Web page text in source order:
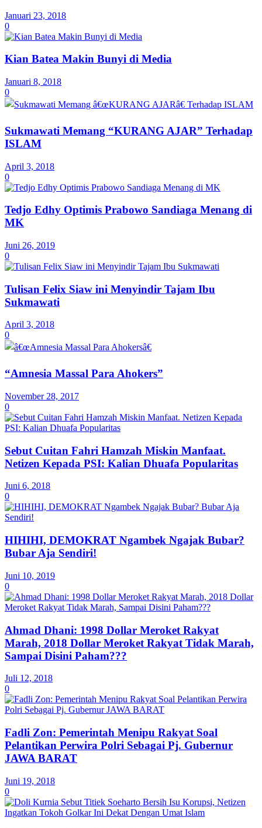
Januari 23, 2018
0
Kian Batea Makin Bunyi di Media
Januari 8, 2018
0
Sukmawati Memang “KURANG AJAR” Terhadap
ISLAM
April 3, 2018
0
Tedjo Edhy Optimis Prabowo Sandiaga Menang di
MK
Juni 26, 2019
0
Tulisan Felix Siaw ini Menyindir Tajam Ibu
Sukmawati
April 3, 2018
0
“Amnesia Massal Para Ahokers”
November 28, 2017
0
Sebut Cuitan Fahri Hamzah Miskin Manfaat.
Netizen Kepada PSI: Kalian Dhuafa Popularitas
Juni 6, 2018
0
HIHIHI, DEMOKRAT Ngambek Ngajak Bubar?
Bubar Aja Sendiri!
Juni 10, 2019
0
Ahmad Dhani: 1998 Dollar Meroket Rakyat
Marah, 2018 Dollar Meroket Rakyat Tidak Marah,
Sampai Disini Paham???
Juli 12, 2018
0
Fadli Zon: Pemerintah Menipu Rakyat Soal
Pelantikan Perwira Polri Sebagai Pj. Gubernur
JAWA BARAT
Juni 19, 2018
0